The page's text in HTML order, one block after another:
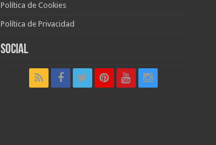
Política de Cookies
Política de Privacidad
Social